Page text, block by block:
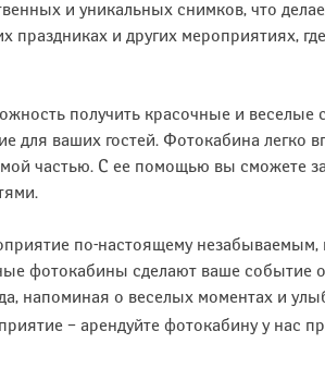
и уникальных снимков, что
праздниках и других мероприятиях,
получить красочные и веселые
для ваших гостей. Фотокабина легко
частью. С ее помощью вы сможете
по-настоящему незабываемым,
фотокабины сделают ваше событие
напоминая о веселых моментах и
– арендуйте фотокабину у нас